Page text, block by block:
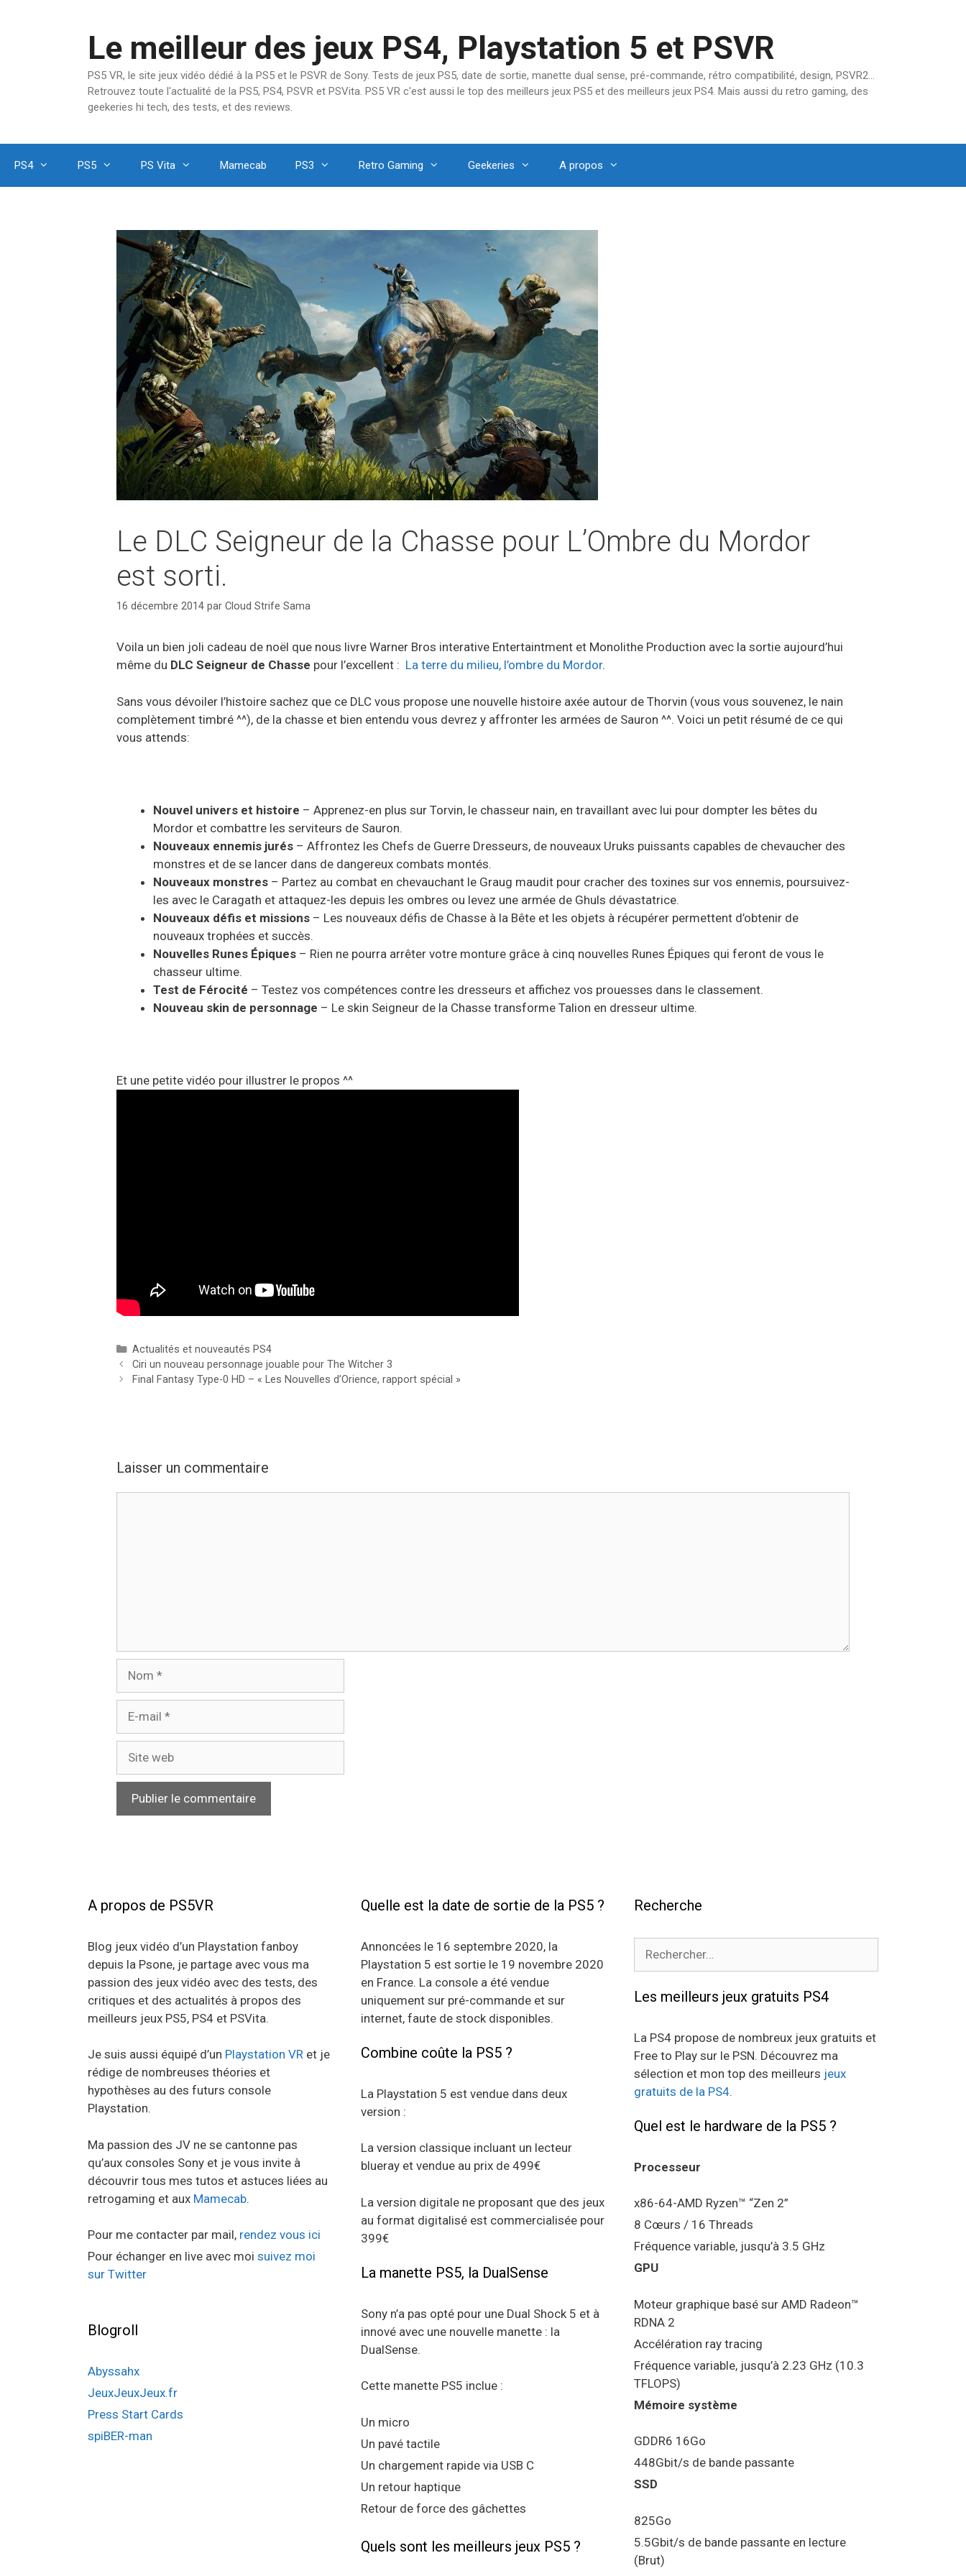
Le meilleur des jeux PS4, Playstation 5 et PSVR
PS5 VR, le site jeux vidéo dédié à la PS5 et le PSVR de Sony. Tests de jeux PS5, date de sortie, manette dual sense, pré-commande, rétro compatibilité, design, PSVR2…
Retrouvez toute l'actualité de la PS5, PS4, PSVR et PSVita. PS5 VR c'est aussi le top des meilleurs jeux PS5 et des meilleurs jeux PS4. Mais aussi du retro gaming, des
geekeries hi tech, des tests, et des reviews.
PS4 PS5 PS Vita Mamecab PS3 Retro Gaming Geekeries A propos
Le DLC Seigneur de la Chasse pour L’Ombre du Mordor
est sorti.
16 décembre 2014 par Cloud Strife Sama
Voila un bien joli cadeau de noël que nous livre Warner Bros interative Entertaintment et Monolithe Production avec la sortie aujourd’hui
même du DLC Seigneur de Chasse pour l’excellent : La terre du milieu, l’ombre du Mordor.
Sans vous dévoiler l’histoire sachez que ce DLC vous propose une nouvelle histoire axée autour de Thorvin (vous vous souvenez, le nain
complètement timbré ^^), de la chasse et bien entendu vous devrez y affronter les armées de Sauron ^^. Voici un petit résumé de ce qui
vous attends:
Nouvel univers et histoire – Apprenez-en plus sur Torvin, le chasseur nain, en travaillant avec lui pour dompter les bêtes du
Mordor et combattre les serviteurs de Sauron.
Nouveaux ennemis jurés – Affrontez les Chefs de Guerre Dresseurs, de nouveaux Uruks puissants capables de chevaucher des
monstres et de se lancer dans de dangereux combats montés.
Nouveaux monstres – Partez au combat en chevauchant le Graug maudit pour cracher des toxines sur vos ennemis, poursuivez-
les avec le Caragath et attaquez-les depuis les ombres ou levez une armée de Ghuls dévastatrice.
Nouveaux défis et missions – Les nouveaux défis de Chasse à la Bête et les objets à récupérer permettent d’obtenir de
nouveaux trophées et succès.
Nouvelles Runes Épiques – Rien ne pourra arrêter votre monture grâce à cinq nouvelles Runes Épiques qui feront de vous le
chasseur ultime.
Test de Férocité – Testez vos compétences contre les dresseurs et affichez vos prouesses dans le classement.
Nouveau skin de personnage – Le skin Seigneur de la Chasse transforme Talion en dresseur ultime.
Et une petite vidéo pour illustrer le propos ^^
Catégories
Actualités et nouveautés PS4
Ciri un nouveau personnage jouable pour The Witcher 3
Final Fantasy Type-0 HD – « Les Nouvelles d’Orience, rapport spécial »
Laisser un commentaire
mail
web
A propos de PS5VR
Blog jeux vidéo d’un Playstation fanboy
depuis la Psone, je partage avec vous ma
passion des jeux vidéo avec des tests, des
critiques et des actualités à propos des
meilleurs jeux PS5, PS4 et PSVita.
Je suis aussi équipé d’un Playstation VR et je
rédige de nombreuses théories et
hypothèses au des futurs console
Playstation.
Ma passion des JV ne se cantonne pas
qu’aux consoles Sony et je vous invite à
découvrir tous mes tutos et astuces liées au
retrogaming et aux Mamecab.
Pour me contacter par mail, rendez vous ici
Pour échanger en live avec moi suivez moi
sur Twitter
Blogroll
Abyssahx
JeuxJeuxJeux.fr
Press Start Cards
spiBER-man
Quelle est la date de sortie de la PS5 ?
Annoncées le 16 septembre 2020, la
Playstation 5 est sortie le 19 novembre 2020
en France. La console a été vendue
uniquement sur pré-commande et sur
internet, faute de stock disponibles.
Combine coûte la PS5 ?
La Playstation 5 est vendue dans deux
version :
La version classique incluant un lecteur
blueray et vendue au prix de 499€
La version digitale ne proposant que des jeux
au format digitalisé est commercialisée pour
399€
La manette PS5, la DualSense
Sony n’a pas opté pour une Dual Shock 5 et à
innové avec une nouvelle manette : la
DualSense.
Cette manette PS5 inclue :
Un micro
Un pavé tactile
Un chargement rapide via USB C
Un retour haptique
Retour de force des gâchettes
Quels sont les meilleurs jeux PS5 ?
Recherche
Les meilleurs jeux gratuits PS4
La PS4 propose de nombreux jeux gratuits et
Free to Play sur le PSN. Découvrez ma
sélection et mon top des meilleurs jeux
gratuits de la PS4.
Quel est le hardware de la PS5 ?
Processeur
x86-64-AMD Ryzen™ “Zen 2”
8 Cœurs / 16 Threads
Fréquence variable, jusqu’à 3.5 GHz
GPU
Moteur graphique basé sur AMD Radeon™
RDNA 2
Accélération ray tracing
Fréquence variable, jusqu’à 2.23 GHz (10.3
TFLOPS)
Mémoire système
GDDR6 16Go
448Gbit/s de bande passante
SSD
825Go
5.5Gbit/s de bande passante en lecture
(Brut)